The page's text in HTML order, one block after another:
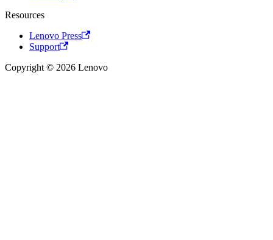
Resources
Lenovo Press
Support
Copyright © 2026 Lenovo